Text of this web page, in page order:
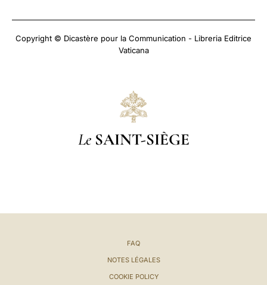
Copyright © Dicastère pour la Communication - Libreria Editrice
Vaticana
Le SAINT-SIÈGE
FAQ
NOTES LÉGALES
COOKIE POLICY